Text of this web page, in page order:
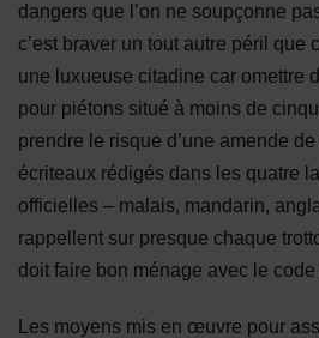
dangers que l’on ne soupçonne
c’est braver un tout autre péril que
une luxueuse citadine car omettre
pour piétons situé à moins de
prendre le risque d’une amende
écriteaux rédigés dans les quatre
officielles – malais, mandarin,
rappellent sur presque chaque
doit faire bon ménage avec le code
Les moyens mis en œuvre pour